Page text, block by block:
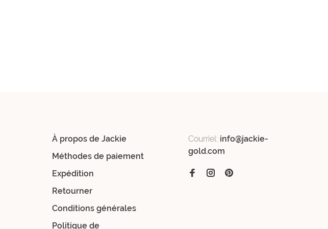
À propos de Jackie
Méthodes de paiement
Expédition
Retourner
Conditions générales
Politique de
Courriel: info@jackie-
gold.com